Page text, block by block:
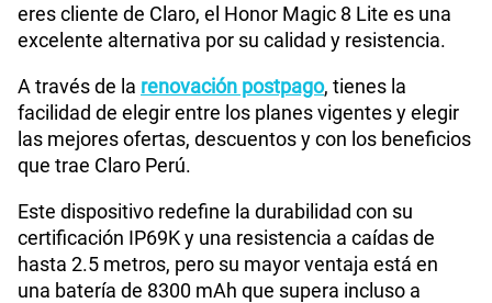
eres cliente de Claro, el Honor Magic 8 Lite es una
excelente alternativa por su calidad y resistencia.
A través de la renovación postpago, tienes la
facilidad de elegir entre los planes vigentes y elegir
las mejores ofertas, descuentos y con los beneficios
que trae Claro Perú.
Este dispositivo redefine la durabilidad con su
certificación IP69K y una resistencia a caídas de
hasta 2.5 metros, pero su mayor ventaja está en
una batería de 8300 mAh que supera incluso a